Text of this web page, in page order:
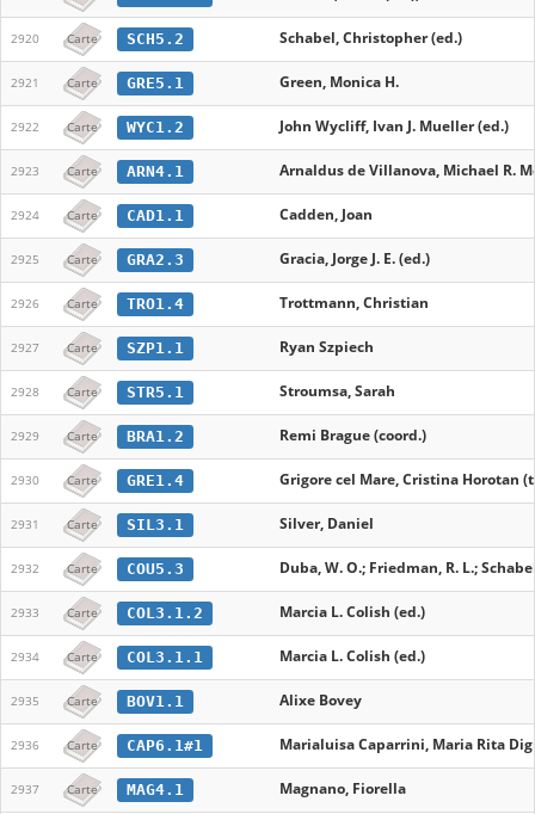
2920 Carte SCH5.2 Schabel, Christopher (ed.)
2921 Carte GRE5.1 Green, Monica H.
2922 Carte WYC1.2 John Wycliff, Ivan J. Mueller (ed.)
2923 Carte ARN4.1 Arnaldus de Villanova, Michael R.
2924 Carte CAD1.1 Cadden, Joan
2925 Carte GRA2.3 Gracia, Jorge J. E. (ed.)
2926 Carte TRO1.4 Trottmann, Christian
2927 Carte SZP1.1 Ryan Szpiech
2928 Carte STR5.1 Stroumsa, Sarah
2929 Carte BRA1.2 Remi Brague (coord.)
2930 Carte GRE1.4 Grigore cel Mare, Cristina Horotan
2931 Carte SIL3.1 Silver, Daniel
2932 Carte COU5.3 Duba, W. O.; Friedman, R. L.;
2933 Carte COL3.1.2 Marcia L. Colish (ed.)
2934 Carte COL3.1.1 Marcia L. Colish (ed.)
2935 Carte BOV1.1 Alixe Bovey
2936 Carte CAP6.1#1 Marialuisa Caparrini, Maria Rita
2937 Carte MAG4.1 Magnano, Fiorella